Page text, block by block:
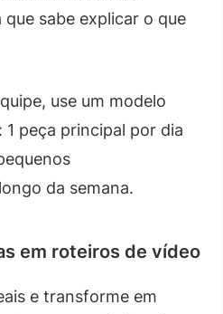
que sabe explicar o que
use um modelo
peça principal por dia
da semana.
em roteiros de vídeo
e transforme em